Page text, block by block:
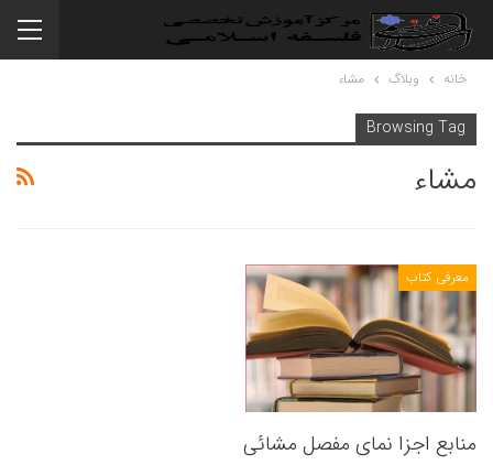
خانه وبلاگ مشاء
Browsing Tag
مشاء
معرفی کتاب
منابع اجزا نمای مفصل مشائی